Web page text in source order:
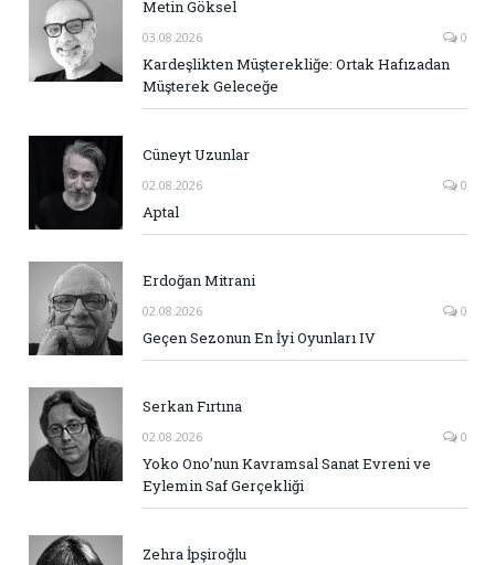
Metin Göksel
03.08.2026 0
Kardeşlikten Müşterekliğe: Ortak Hafızadan
Müşterek Geleceğe
Cüneyt Uzunlar
02.08.2026 0
Aptal
Erdoğan Mitrani
02.08.2026 0
Geçen Sezonun En İyi Oyunları IV
Serkan Fırtına
02.08.2026 0
Yoko Ono’nun Kavramsal Sanat Evreni ve
Eylemin Saf Gerçekliği
Zehra İpşiroğlu